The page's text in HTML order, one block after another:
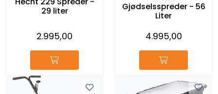
29 liter
2.995,00
Gjødselsspreder - 56
Liter
4.995,00